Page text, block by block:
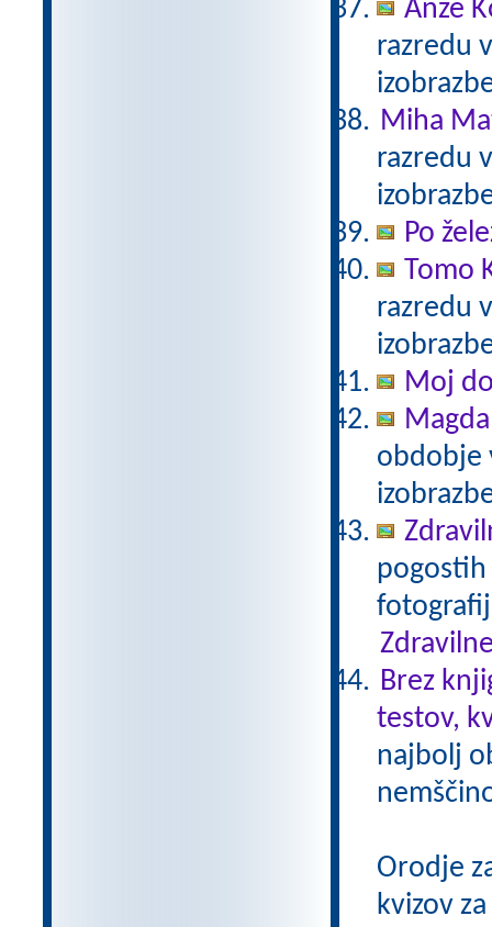
Anže
razredu
Miha
razredu
Po
Tomo
razredu
Moj
obdobje
pogostih
Brez
testov,
najbolj
Orodje
kvizov za